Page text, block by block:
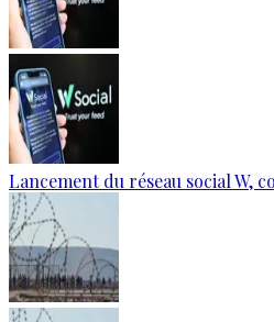
Lancement du réseau social W,